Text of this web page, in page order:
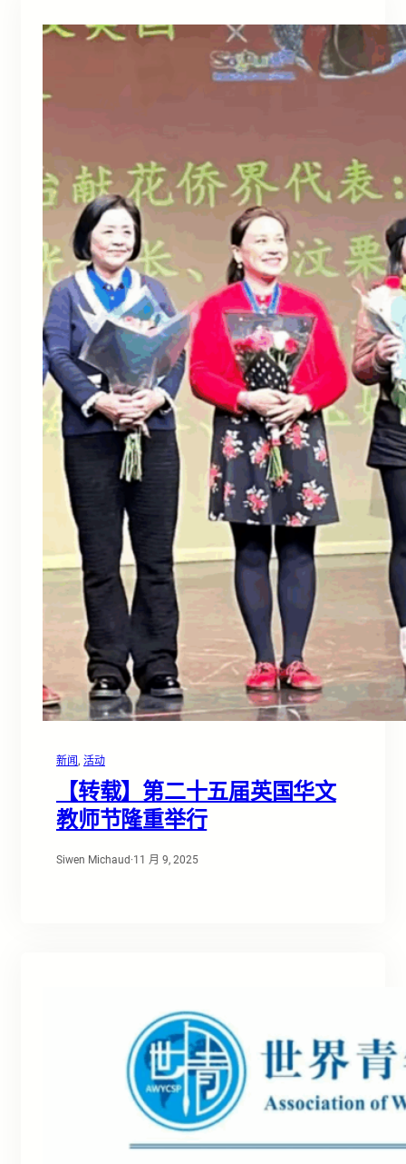
新闻, 活动
【转载】第二十五届英国华文
教师节隆重举行
Siwen Michaud ·11 月 9, 2025